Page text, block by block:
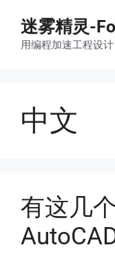
迷雾精灵-
用编程加速工程设
中文
有这几